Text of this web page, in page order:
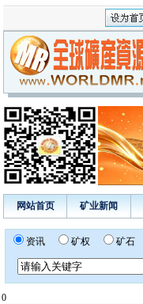
网站首页 矿业新闻
资讯 矿权 矿石
0